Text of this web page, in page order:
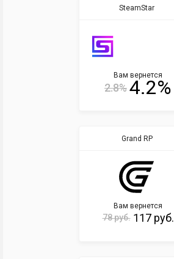
SteamStar
Вам вернется
2.8%4.2%
Grand RP
Вам вернется
78 руб. 117 руб.